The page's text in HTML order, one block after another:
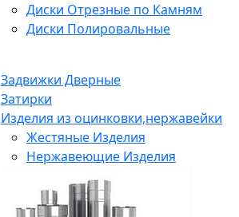
Диски Отрезные по Камням
Диски Полировальные
Задвижки Дверные
Затирки
Изделия из оцинковки,нержавейки
Жестяные Изделия
Нержавеющие Изделия